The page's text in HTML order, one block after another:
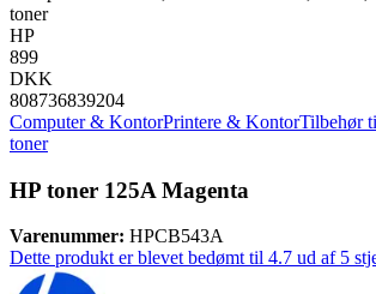
toner
HP
899
DKK
808736839204
Computer & KontorPrintere & KontorTilbehør
toner
HP toner 125A Magenta
Varenummer: HPCB543A
Dette produkt er blevet bedømt til 4.7 ud af 5